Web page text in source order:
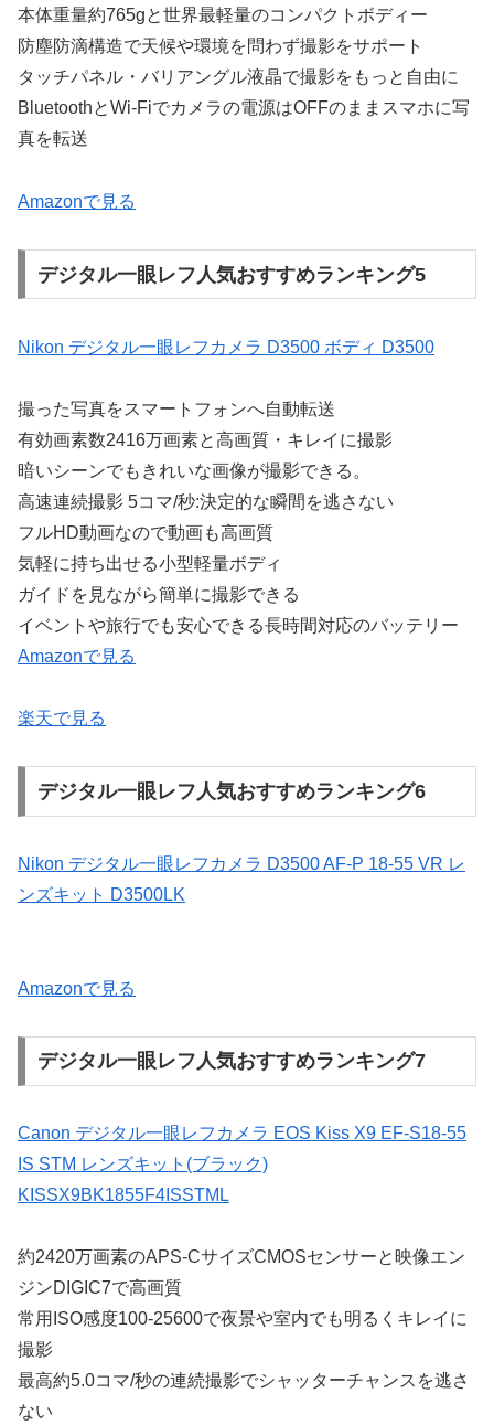
本体重量約765gと世界最軽量のコンパクトボディー
防塵防滴構造で天候や環境を問わず撮影をサポート
タッチパネル・バリアングル液晶で撮影をもっと自由に
BluetoothとWi-Fiでカメラの電源はOFFのままスマホに写
真を転送
Amazonで見る
デジタル一眼レフ人気おすすめランキング5
Nikon デジタル一眼レフカメラ D3500 ボディ D3500
撮った写真をスマートフォンへ自動転送
有効画素数2416万画素と高画質・キレイに撮影
暗いシーンでもきれいな画像が撮影できる。
高速連続撮影 5コマ/秒:決定的な瞬間を逃さない
フルHD動画なので動画も高画質
気軽に持ち出せる小型軽量ボディ
ガイドを見ながら簡単に撮影できる
イベントや旅行でも安心できる長時間対応のバッテリー
Amazonで見る
楽天で見る
デジタル一眼レフ人気おすすめランキング6
Nikon デジタル一眼レフカメラ D3500 AF-P 18-55 VR レ
ンズキット D3500LK
Amazonで見る
デジタル一眼レフ人気おすすめランキング7
Canon デジタル一眼レフカメラ EOS Kiss X9 EF-S18-55
IS STM レンズキット(ブラック)
KISSX9BK1855F4ISSTML
約2420万画素のAPS-CサイズCMOSセンサーと映像エン
ジンDIGIC7で高画質
常用ISO感度100-25600で夜景や室内でも明るくキレイに
撮影
最高約5.0コマ/秒の連続撮影でシャッターチャンスを逃さ
ない